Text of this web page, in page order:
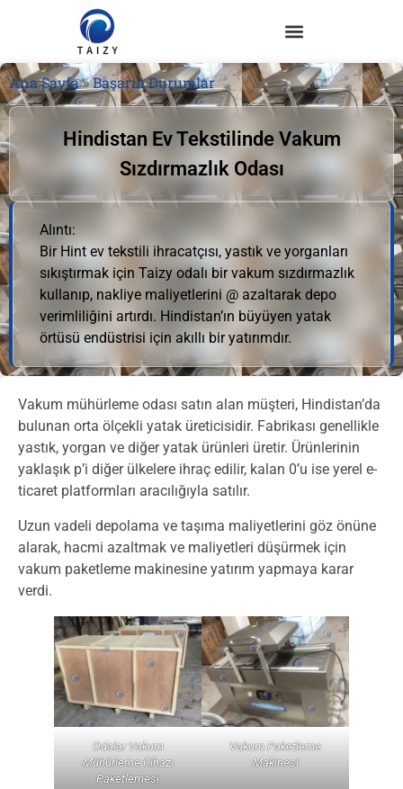
Ana Sayfa»Başarılı Durumlar
Hindistan Ev Tekstilinde Vakum
Sızdırmazlık Odası
Alıntı:
Bir Hint ev tekstili ihracatçısı, yastık ve yorganları
sıkıştırmak için Taizy odalı bir vakum sızdırmazlık
kullanıp, nakliye maliyetlerini @ azaltarak depo
verimliliğini artırdı. Hindistan’ın büyüyen yatak
örtüsü endüstrisi için akıllı bir yatırımdır.
Vakum mühürleme odası satın alan müşteri, Hindistan’da
bulunan orta ölçekli yatak üreticisidir. Fabrikası genellikle
yastık, yorgan ve diğer yatak ürünleri üretir. Ürünlerinin
yaklaşık p’i diğer ülkelere ihraç edilir, kalan 0’u ise yerel e-
ticaret platformları aracılığıyla satılır.
Uzun vadeli depolama ve taşıma maliyetlerini göz önüne
alarak, hacmi azaltmak ve maliyetleri düşürmek için
vakum paketleme makinesine yatırım yapmaya karar
verdi.
Odalar Vakum
Mühürleme Cihazı
Paketlemesi
Vakum Paketleme
Makinesi